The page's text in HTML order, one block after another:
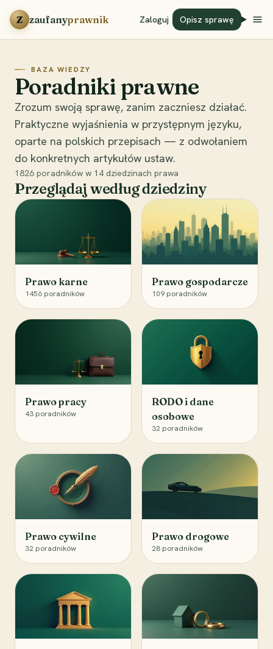
Przejdź do treści
Z zaufanyprawnik Zaloguj Opisz sprawę
BAZA WIEDZY
Poradniki prawne
Zrozum swoją sprawę, zanim zaczniesz działać.
Praktyczne wyjaśnienia w przystępnym języku,
oparte na polskich przepisach — z odwołaniem
do konkretnych artykułów ustaw.
1826 poradników w 14 dziedzinach prawa
Przeglądaj według dziedziny
Prawo karne
1456 poradników
Prawo gospodarcze
109 poradników
Prawo pracy
43 poradników
RODO i dane
osobowe
32 poradników
Prawo cywilne
32 poradników
Prawo drogowe
28 poradników